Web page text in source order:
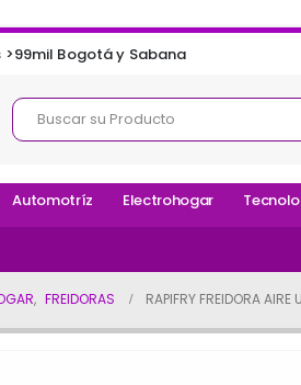
Bogotá y Sabana
Automotríz Electrohogar
, FREIDORAS RAPIFRY FREIDORA AIRE